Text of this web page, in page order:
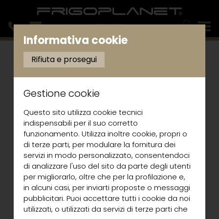
ENGLISH
Informativa cookie
Rifiuta e prosegui
Gestione cookie
Questo sito utilizza cookie tecnici
indispensabili per il suo corretto
funzionamento. Utilizza inoltre cookie, propri o
di terze parti, per modulare la fornitura dei
servizi in modo personalizzato, consentendoci
di analizzare l'uso del sito da parte degli utenti
per migliorarlo, oltre che per la profilazione e,
in alcuni casi, per inviarti proposte o messaggi
pubblicitari. Puoi accettare tutti i cookie da noi
utilizzati, o utilizzati da servizi di terze parti che